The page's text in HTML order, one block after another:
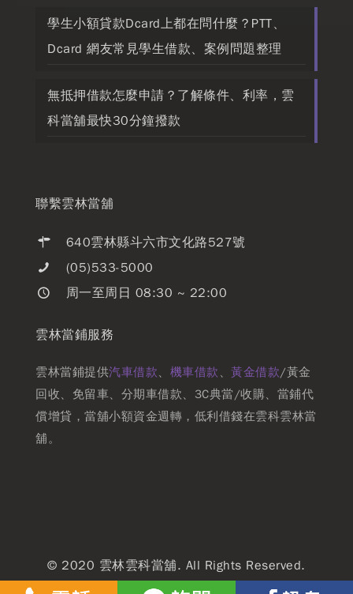
學生小額貸款Dcard上都在問什麼？PTT、
Dcard 網友常見學生借款、案例問題整理
無抵押借款怎麼申請？了解條件、利率，雲
科當舖最快30分鐘撥款
聯繫雲林當舖
640雲林縣斗六市文化路527號
(05)533-5000
周一至周日 08:30 ~ 22:00
雲林當鋪服務
雲林當鋪提供汽車借款、 機車借款 、 黃金借款/黃金
回收、免留車、分期車借款、3C典當/收購、當鋪代
償增貸，當舖小額資金週轉，低利借錢在雲科雲林當
舖。
© 2020 雲林雲科當舖. All Rights Reserved.